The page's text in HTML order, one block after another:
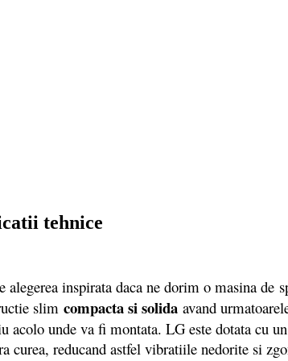
tehnice
inspirata daca ne dorim o masina de
slim compacta si solida avand
acolo unde va fi montata. LG este dotata cu
reducand astfel vibratiile nedorite si